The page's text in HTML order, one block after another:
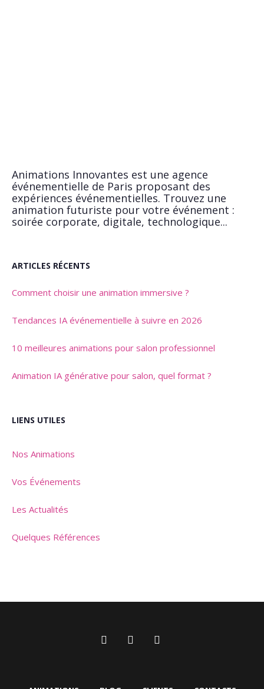
Animations Innovantes est une agence
événementielle de Paris proposant des
expériences événementielles. Trouvez une
animation futuriste pour votre événement :
soirée corporate, digitale, technologique...
ARTICLES RÉCENTS
Comment choisir une animation immersive ?
Tendances IA événementielle à suivre en 2026
10 meilleures animations pour salon professionnel
Animation IA générative pour salon, quel format ?
LIENS UTILES
Nos Animations
Vos Événements
Les Actualités
Quelques Références